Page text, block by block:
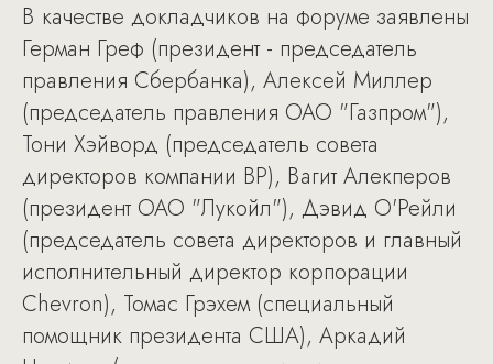
В качестве докладчиков на форуме заявлены
Герман Греф (президент - председатель
правления Сбербанка), Алексей Миллер
(председатель правления ОАО "Газпром"),
Тони Хэйворд (председатель совета
директоров компании BP), Вагит Алекперов
(президент ОАО "Лукойл"), Дэвид О'Рейли
(председатель совета директоров и главный
исполнительный директор корпорации
Chevron), Томас Грэхем (специальный
помощник президента США), Аркадий